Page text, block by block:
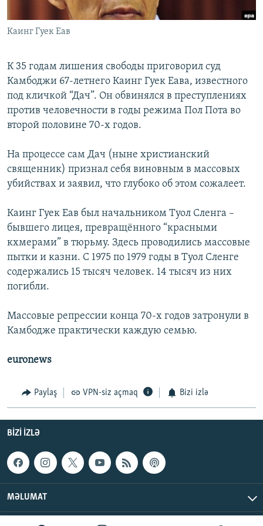
İNFOQRAFIKA
KARIKATURA
AZƏRBAYCAN ƏDƏBIYYATI KITABXANASI
İSLAM VƏ DEMOKRATIYA
MISSIYAMIZ
PEŞƏ ETIKASI VƏ JURNALISTIKA STANDARTLARIMIZ
AZADLIQRADIOSU MOBIL TELEFONUNUZDA
BIZIMLƏ ƏLAQƏ
BIZI IZLƏ
RFE/RL-in bütün saytları
Каинг Гуек Еав
К 35 годам лишения свободы приговорил суд
Камбоджи 67-летнего Каинг Гуек Еава, известного
под кличкой “Дач”. Он обвинялся в преступлениях
против человечности в годы режима Пол Пота во
второй половине 70-х годов.
На процессе сам Дач (ныне христианский
священник) признал себя виновным в массовых
убийствах и заявил, что глубоко об этом сожалеет.
Каинг Гуек Еав был начальником Туол Сленга –
бывшего лицея, превращённого “красными
кхмерами” в тюрьму. Здесь проводились массовые
пытки и казни. С 1975 по 1979 годы в Туол Сленге
содержались 15 тысяч человек. 14 тысяч из них
погибли.
Массовые репрессии конца 70-х годов затронули в
Камбодже практически каждую семью.
euronews
Paylaş VPN-siz açmaq Bizi izlə
BIZI IZLƏ
MƏLUMAT